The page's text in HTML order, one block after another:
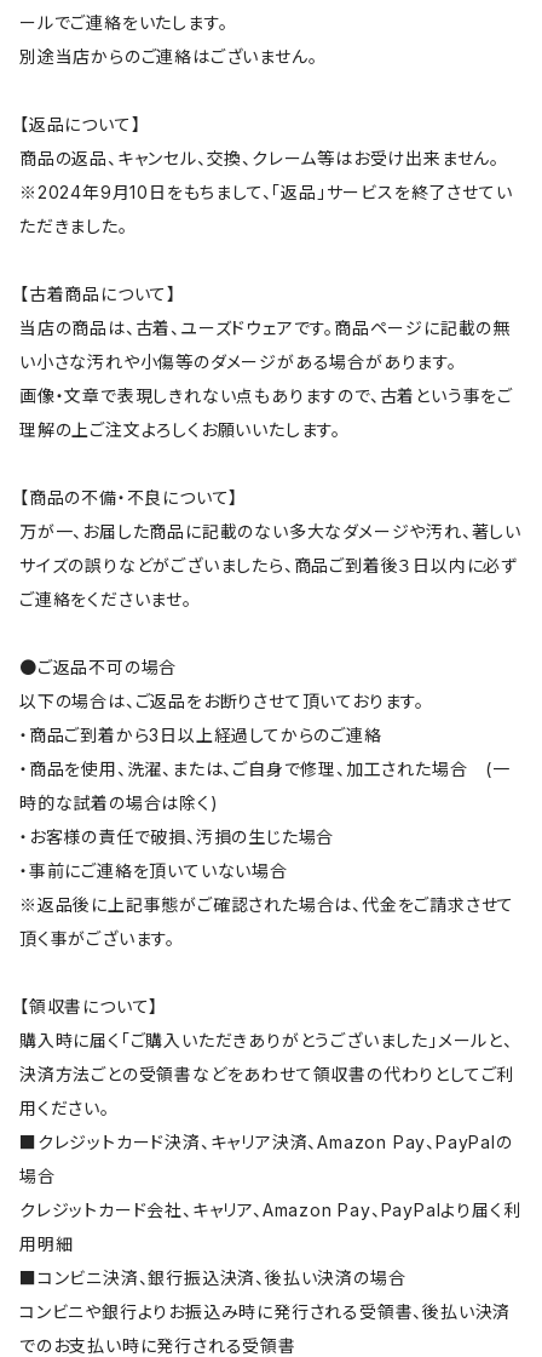
ールでご連絡をいたします。
別途当店からのご連絡はございません。
【返品について】
商品の返品、キャンセル、交換、クレーム等はお受け出来ません。
※2024年9月10日をもちまして、「返品」サービスを終了させてい
ただきました。
【古着商品について】
当店の商品は、古着、ユーズドウェアです。商品ページに記載の無
い小さな汚れや小傷等のダメージがある場合があります。
画像・文章で表現しきれない点もありますので、古着という事をご
理解の上ご注文よろしくお願いいたします。
【商品の不備・不良について】
万が一、お届した商品に記載のない多大なダメージや汚れ、著しい
サイズの誤りなどがございましたら、商品ご到着後３日以内に必ず
ご連絡をくださいませ。
●ご返品不可の場合
以下の場合は、ご返品をお断りさせて頂いております。
・商品ご到着から3日以上経過してからのご連絡
・商品を使用、洗濯、または、ご自身で修理、加工された場合 (一
時的な試着の場合は除く)
・お客様の責任で破損、汚損の生じた場合
・事前にご連絡を頂いていない場合
※返品後に上記事態がご確認された場合は、代金をご請求させて
頂く事がございます。
【領収書について】
購入時に届く「ご購入いただきありがとうございました」メールと、
決済方法ごとの受領書などをあわせて領収書の代わりとしてご利
用ください。
■クレジットカード決済、キャリア決済、Amazon Pay、PayPalの
場合
クレジットカード会社、キャリア、Amazon Pay、PayPalより届く利
用明細
■コンビニ決済、銀行振込決済、後払い決済の場合
コンビニや銀行よりお振込み時に発行される受領書、後払い決済
でのお支払い時に発行される受領書